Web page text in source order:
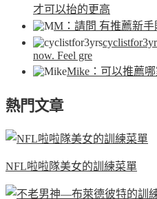
才可以抬的更高
M ：請問 有推薦新
now. Feel gre
Mike ：可以推薦
熱門文章
NFL啦啦隊美女的訓練菜單